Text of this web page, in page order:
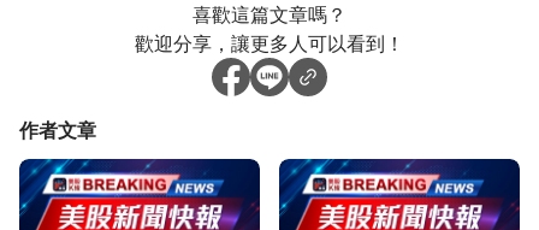
喜歡這篇文章嗎？
歡迎分享，讓更多人可以看到！
作者文章